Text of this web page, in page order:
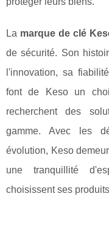
La marque de clé
de sécurité. Son
l'innovation, sa
font de Keso un
recherchent des
gamme. Avec les
évolution, Keso
une tranquillité
choisissent ses